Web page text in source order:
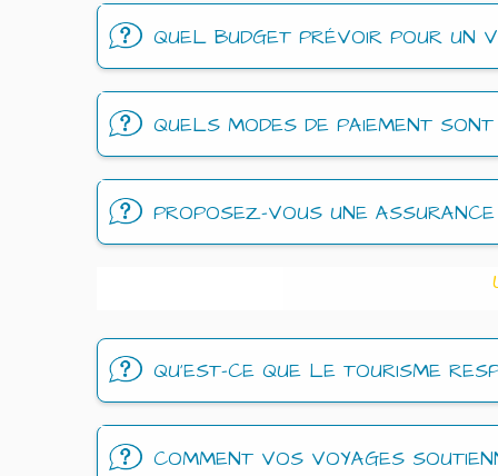
QUEL BUDGET PRÉVOIR POUR UN
QUELS MODES DE PAIEMENT
PROPOSEZ-VOUS UNE
QU’EST-CE QUE LE TOURISME
COMMENT VOS VOYAGES